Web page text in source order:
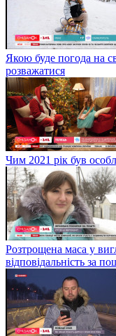
Якою буде погода на
розважатися
Чим 2021 рік був
Розтрощена маса у
відповідальність за